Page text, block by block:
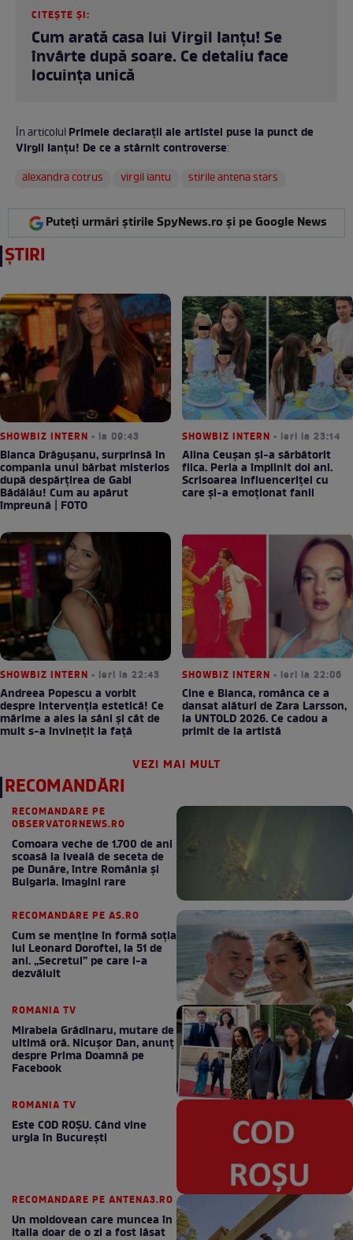
CITEȘTE ȘI:
Cum arată casa lui Virgil Ianțu! Se
învârte după soare. Ce detaliu face
locuința unică
În articolulPrimele declarații ale artistei puse la punct de
Virgil Ianțu! De ce a stârnit controverse:
alexandra cotrus
virgil iantu stirile antena stars
Puteți urmări știrile SpyNews.ro și pe Google News
ȘTIRI
SHOWBIZ INTERN • la 09:43
Bianca Drăgușanu, surprinsă în
compania unui bărbat misterios
după despărțirea de Gabi
Bădălău! Cum au apărut
împreună | FOTO
SHOWBIZ INTERN • ieri la 23:14
Alina Ceușan și-a sărbătorit
fiica. Perla a împlinit doi ani.
Scrisoarea influenceriței cu
care și-a emoționat fanii
SHOWBIZ INTERN • ieri la 22:43
Andreea Popescu a vorbit
despre intervenția estetică! Ce
mărime a ales la sâni și cât de
mult s-a învinețit la față
SHOWBIZ INTERN • ieri la 22:06
Cine e Bianca, românca ce a
dansat alături de Zara Larsson,
la UNTOLD 2026. Ce cadou a
primit de la artistă
VEZI MAI MULT
RECOMANDĂRI
RECOMANDARE PE
OBSERVATORNEWS.RO
Comoara veche de 1.700 de ani
scoasă la iveală de seceta de
pe Dunăre, între România şi
Bulgaria. Imagini rare
RECOMANDARE PE AS.RO
Cum se menţine în formă soţia
lui Leonard Doroftei, la 51 de
ani. „Secretul” pe care l-a
dezvăluit
ROMANIA TV
Mirabela Grădinaru, mutare de
ultimă oră. Nicuşor Dan, anunţ
despre Prima Doamnă pe
Facebook
ROMANIA TV
Este COD ROŞU. Când vine
urgia în Bucureşti
RECOMANDARE PE ANTENA3.RO
Un moldovean care muncea în
Italia doar de o zi a fost lăsat